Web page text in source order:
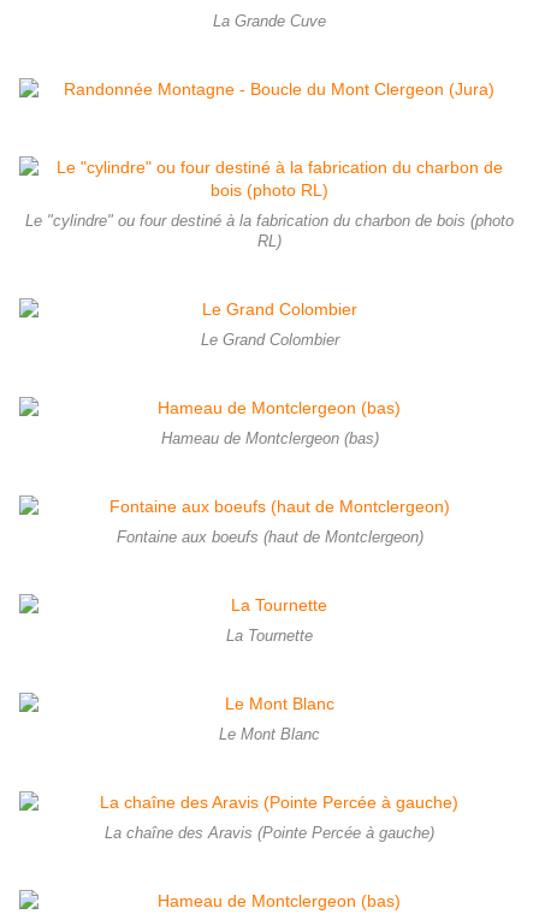
La Grande Cuve
Le "cylindre" ou four destiné à la fabrication du charbon de bois (photo
RL)
Le Grand Colombier
Hameau de Montclergeon (bas)
Fontaine aux boeufs (haut de Montclergeon)
La Tournette
Le Mont Blanc
La chaîne des Aravis (Pointe Percée à gauche)